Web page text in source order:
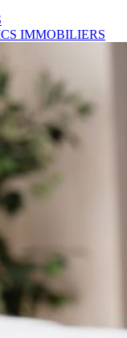
IMMOBILIERS